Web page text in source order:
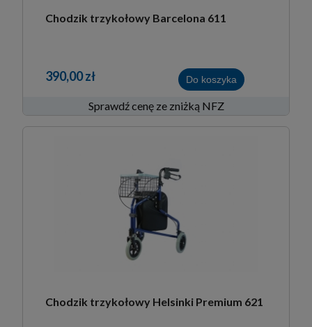
Chodzik trzykołowy Barcelona 611
390,00 zł Do koszyka
Sprawdź cenę ze zniżką NFZ
Chodzik trzykołowy Helsinki Premium 621